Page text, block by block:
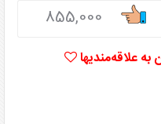
855,000
به علاقه‌مندیها